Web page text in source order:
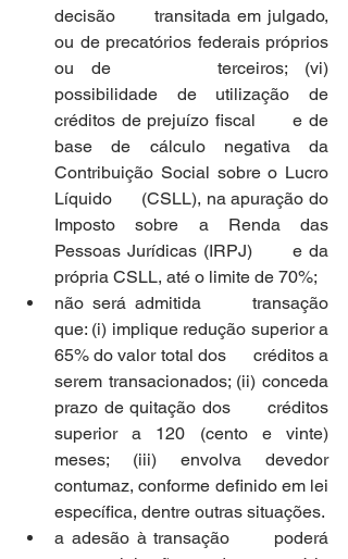
decisão      transitada em julgado,
ou de precatórios federais próprios
ou de      terceiros; (vi)
possibilidade de utilização de
créditos de prejuízo fiscal      e de
base de cálculo negativa da
Contribuição Social sobre o Lucro
Líquido      (CSLL), na apuração do
Imposto sobre a Renda das
Pessoas Jurídicas (IRPJ)      e da
própria CSLL, até o limite de 70%;
não será admitida      transação
que: (i) implique redução superior a
65% do valor total dos      créditos a
serem transacionados; (ii) conceda
prazo de quitação dos      créditos
superior a 120 (cento e vinte)
meses; (iii) envolva devedor
contumaz, conforme definido em lei
específica, dentre outras situações.
a adesão à transação      poderá